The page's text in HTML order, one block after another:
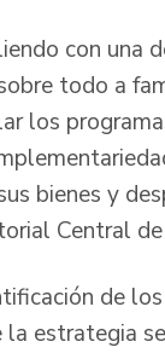
con una
todo a
los
bienes y
Central
de
estrategia